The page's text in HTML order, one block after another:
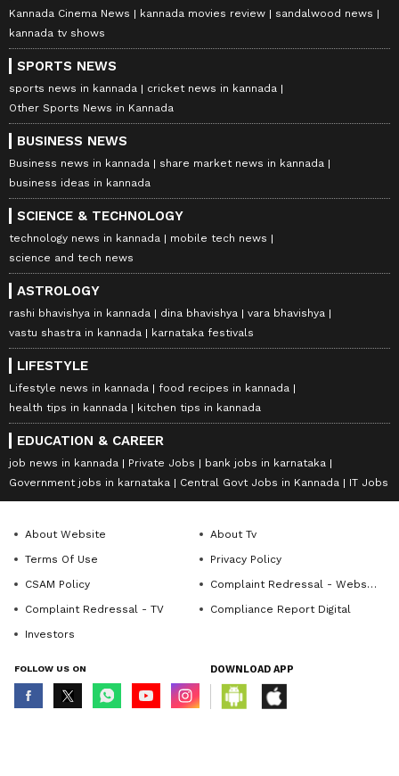
Kannada Cinema News kannada movies review
sandalwood news
kannada tv shows
SPORTS NEWS
sports news in kannada
cricket news in kannada
Other Sports News in Kannada
BUSINESS NEWS
Business news in kannada
share market news in kannada
business ideas in kannada
SCIENCE & TECHNOLOGY
technology news in kannada
mobile tech news
science and tech news
ASTROLOGY
rashi bhavishya in kannada dina bhavishya
vara bhavishya
vastu shastra in kannada
karnataka festivals
LIFESTYLE
Lifestyle news in kannada
food recipes in kannada
health tips in kannada
kitchen tips in kannada
EDUCATION & CAREER
job news in kannada Private Jobs
bank jobs in karnataka
Government jobs in karnataka
Central Govt Jobs in Kannada IT Jobs
About Website
About Tv
Terms Of Use
Privacy Policy
CSAM Policy
Complaint Redressal - Website
Complaint Redressal - TV
Compliance Report Digital
Investors
FOLLOW US ON DOWNLOAD APP